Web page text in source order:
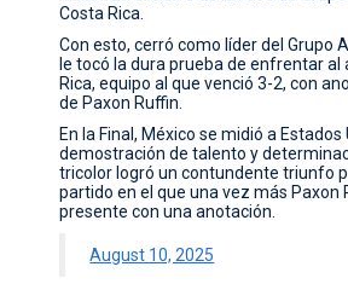
Costa Rica.
Con esto, cerró como líder del Grupo
le tocó la dura prueba de enfrentar al
Rica, equipo al que venció 3-2, con
de Paxon Ruffin.
En la Final, México se midió a Estados
demostración de talento y
tricolor logró un contundente triunfo
partido en el que una vez más Paxon
presente con una anotación.
August 10, 2025